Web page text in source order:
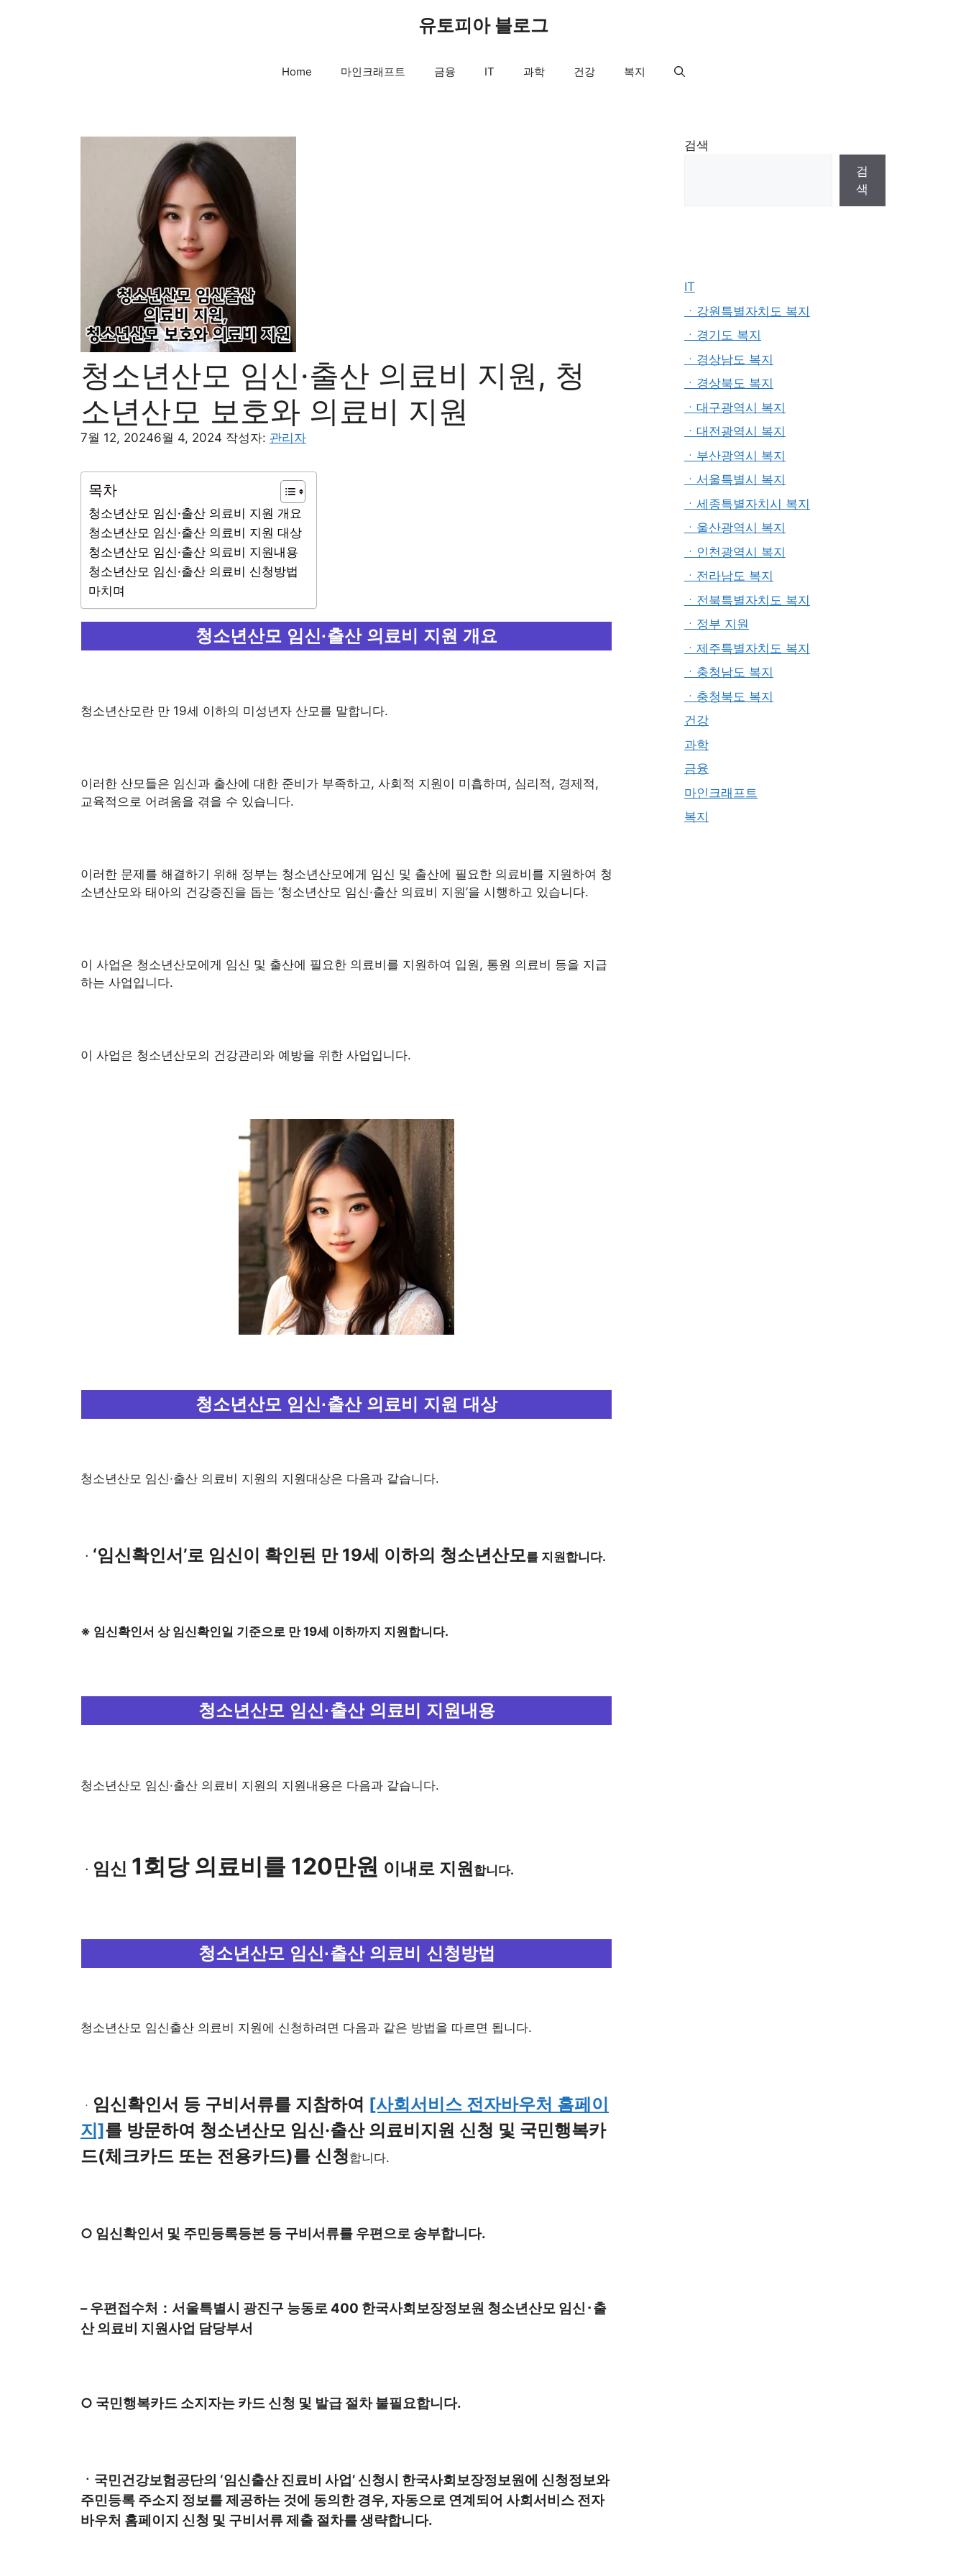
유토피아 블로그
Home 마인크래프트 금융 IT 과학 건강 복지
청소년산모 임신·출산 의료비 지원, 청
소년산모 보호와 의료비 지원
7월 12, 20246월 4, 2024 작성자: 관리자
목차
청소년산모 임신·출산 의료비 지원 개요
청소년산모 임신·출산 의료비 지원 대상
청소년산모 임신·출산 의료비 지원내용
청소년산모 임신·출산 의료비 신청방법
마치며
청소년산모 임신·출산 의료비 지원 개요
청소년산모란 만 19세 이하의 미성년자 산모를 말합니다.
이러한 산모들은 임신과 출산에 대한 준비가 부족하고, 사회적 지원이 미흡하며, 심리적, 경제적,
교육적으로 어려움을 겪을 수 있습니다.
이러한 문제를 해결하기 위해 정부는 청소년산모에게 임신 및 출산에 필요한 의료비를 지원하여 청
소년산모와 태아의 건강증진을 돕는 ‘청소년산모 임신·출산 의료비 지원’을 시행하고 있습니다.
이 사업은 청소년산모에게 임신 및 출산에 필요한 의료비를 지원하여 입원, 통원 의료비 등을 지급
하는 사업입니다.
이 사업은 청소년산모의 건강관리와 예방을 위한 사업입니다.
청소년산모 임신·출산 의료비 지원 대상
청소년산모 임신·출산 의료비 지원의 지원대상은 다음과 같습니다.
ㆍ ‘임신확인서’로 임신이 확인된 만 19세 이하의 청소년산모를 지원합니다.
※ 임신확인서 상 임신확인일 기준으로 만 19세 이하까지 지원합니다.
청소년산모 임신·출산 의료비 지원내용
청소년산모 임신·출산 의료비 지원의 지원내용은 다음과 같습니다.
ㆍ 임신 1회당 의료비를 120만원 이내로 지원합니다.
청소년산모 임신·출산 의료비 신청방법
청소년산모 임신출산 의료비 지원에 신청하려면 다음과 같은 방법을 따르면 됩니다.
ㆍ 임신확인서 등 구비서류를 지참하여 [사회서비스 전자바우처 홈페이
지]를 방문하여 청소년산모 임신·출산 의료비지원 신청 및 국민행복카
드(체크카드 또는 전용카드)를 신청합니다.
○ 임신확인서 및 주민등록등본 등 구비서류를 우편으로 송부합니다.
– 우편접수처：서울특별시 광진구 능동로 400 한국사회보장정보원 청소년산모 임신･출
산 의료비 지원사업 담당부서
○ 국민행복카드 소지자는 카드 신청 및 발급 절차 불필요합니다.
ㆍ국민건강보험공단의 ‘임신출산 진료비 사업’ 신청시 한국사회보장정보원에 신청정보와
주민등록 주소지 정보를 제공하는 것에 동의한 경우, 자동으로 연계되어 사회서비스 전자
바우처 홈페이지 신청 및 구비서류 제출 절차를 생략합니다.
검색
검
색
IT
ㆍ강원특별자치도 복지
ㆍ경기도 복지
ㆍ경상남도 복지
ㆍ경상북도 복지
ㆍ대구광역시 복지
ㆍ대전광역시 복지
ㆍ부산광역시 복지
ㆍ서울특별시 복지
ㆍ세종특별자치시 복지
ㆍ울산광역시 복지
ㆍ인천광역시 복지
ㆍ전라남도 복지
ㆍ전북특별자치도 복지
ㆍ정부 지원
ㆍ제주특별자치도 복지
ㆍ충청남도 복지
ㆍ충청북도 복지
건강
과학
금융
마인크래프트
복지